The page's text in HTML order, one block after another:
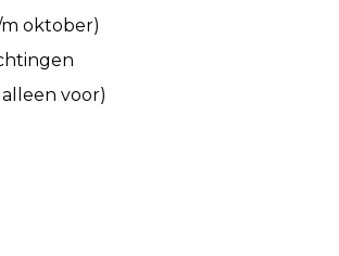
oktober)
voor)